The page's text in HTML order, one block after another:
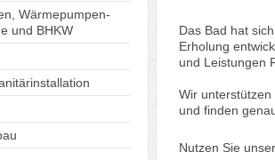
Das Bad hat
Erholung
und Leistungen
Wir
und finden
Nutzen Sie
Wärmepumpen-
und BHKW